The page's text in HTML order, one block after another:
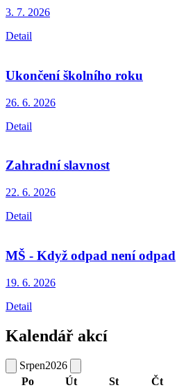
3. 7. 2026
Detail
Ukončení školního roku
26. 6. 2026
Detail
Zahradní slavnost
22. 6. 2026
Detail
MŠ - Když odpad není odpad
19. 6. 2026
Detail
Kalendář akcí
Srpen2026
Po
Út St Čt